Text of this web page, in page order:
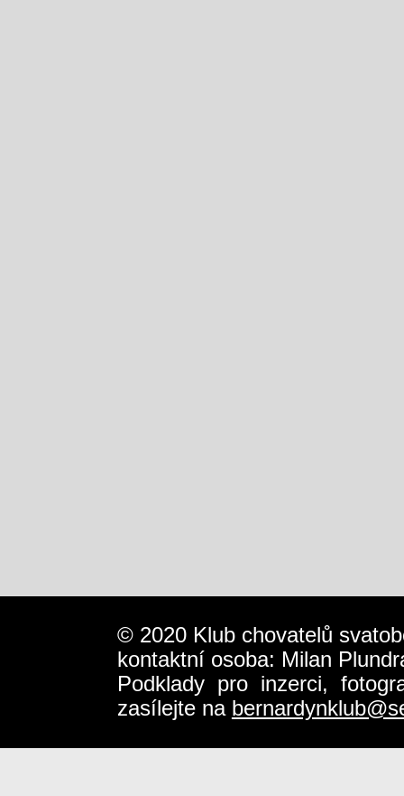
© 2020 Klub chovatelů
kontaktní osoba: Milan
Podklady pro inzerci,
zasílejte na